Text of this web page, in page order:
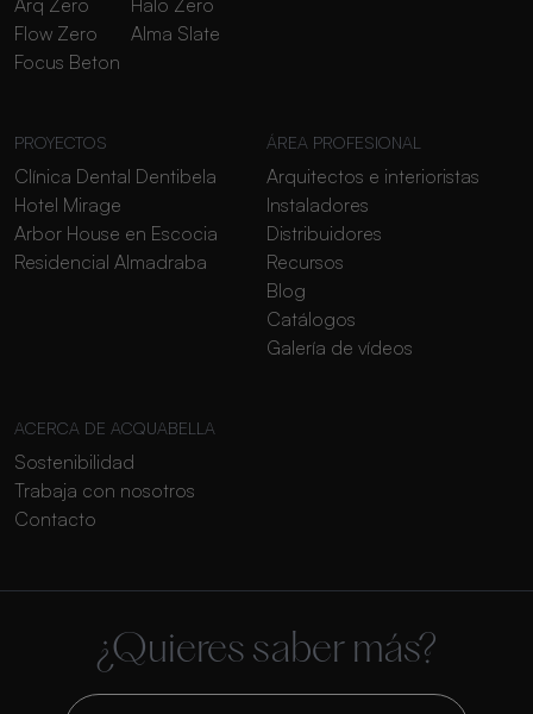
Flow Zero
Focus Beton
Alma Slate
PROYECTOS
Clínica Dental Dentibela
Hotel Mirage
Arbor House en Escocia
Residencial Almadraba
ÁREA PROFESIONAL
Arquitectos e interioristas
Instaladores
Distribuidores
Recursos
Blog
Catálogos
Galería de vídeos
ACERCA DE ACQUABELLA
Sostenibilidad
Trabaja con nosotros
Contacto
¿Quieres saber más?